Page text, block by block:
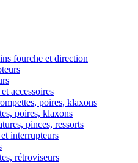
fourche et direction
accessoires
poires, klaxons
poires, klaxons
pinces, ressorts
interrupteurs
rétroviseurs